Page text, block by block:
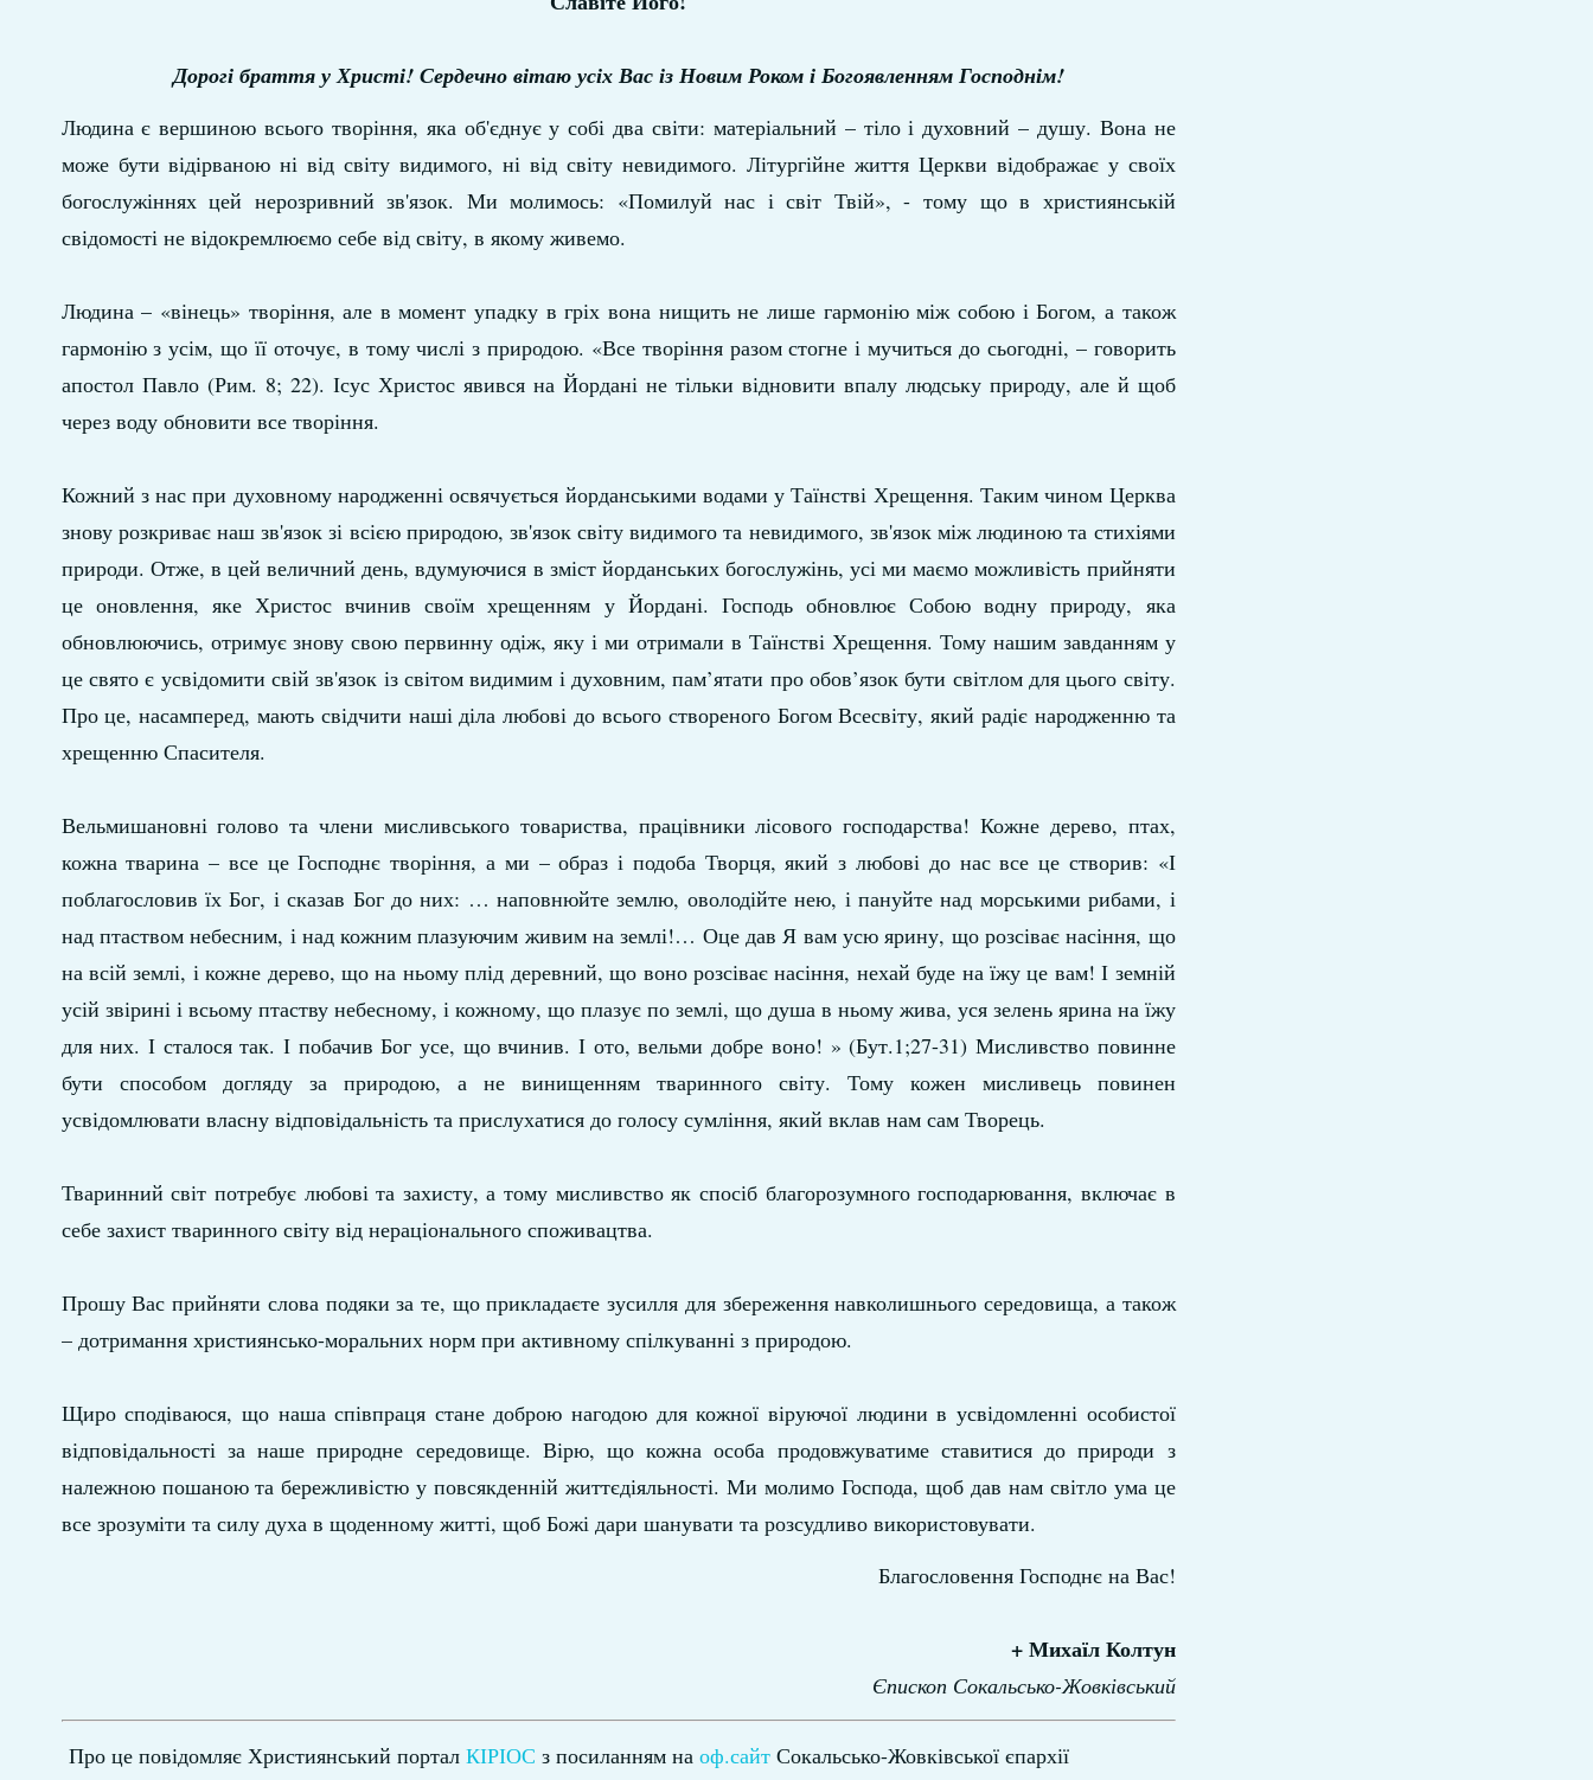
Дорогі браття у Христі! Сердечно вітаю усіх Вас із Новим Роком і Богоявленням Господнім!
Людина є вершиною всього творіння, яка об'єднує у собі два світи: матеріальний – тіло і духовний – душу. Вона не
може бути відірваною ні від світу видимого, ні від світу невидимого. Літургійне життя Церкви відображає у своїх
богослужіннях цей нерозривний зв'язок. Ми молимось: «Помилуй нас і світ Твій», - тому що в християнській
свідомості не відокремлюємо себе від світу, в якому живемо.
Людина – «вінець» творіння, але в момент упадку в гріх вона нищить не лише гармонію між собою і Богом, а також
гармонію з усім, що її оточує, в тому числі з природою. «Все творіння разом стогне і мучиться до сьогодні, – говорить
апостол Павло (Рим. 8; 22). Ісус Христос явився на Йордані не тільки відновити впалу людську природу, але й щоб
через воду обновити все творіння.
Кожний з нас при духовному народженні освячується йорданськими водами у Таїнстві Хрещення. Таким чином Церква
знову розкриває наш зв'язок зі всією природою, зв'язок світу видимого та невидимого, зв'язок між людиною та стихіями
природи. Отже, в цей величний день, вдумуючися в зміст йорданських богослужінь, усі ми маємо можливість прийняти
це оновлення, яке Христос вчинив своїм хрещенням у Йордані. Господь обновлює Собою водну природу, яка
обновлюючись, отримує знову свою первинну одіж, яку і ми отримали в Таїнстві Хрещення. Тому нашим завданням у
це свято є усвідомити свій зв'язок із світом видимим і духовним, пам’ятати про обов’язок бути світлом для цього світу.
Про це, насамперед, мають свідчити наші діла любові до всього створеного Богом Всесвіту, який радіє народженню та
хрещенню Спасителя.
Вельмишановні голово та члени мисливського товариства, працівники лісового господарства! Кожне дерево, птах,
кожна тварина – все це Господнє творіння, а ми – образ і подоба Творця, який з любові до нас все це створив: «І
поблагословив їх Бог, і сказав Бог до них: … наповнюйте землю, оволодійте нею, і пануйте над морськими рибами, і
над птаством небесним, і над кожним плазуючим живим на землі!… Оце дав Я вам усю ярину, що розсіває насіння, що
на всій землі, і кожне дерево, що на ньому плід деревний, що воно розсіває насіння, нехай буде на їжу це вам! І земній
усій звірині і всьому птаству небесному, і кожному, що плазує по землі, що душа в ньому жива, уся зелень ярина на їжу
для них. І сталося так. І побачив Бог усе, що вчинив. І ото, вельми добре воно! » (Бут.1;27-31) Мисливство повинне
бути способом догляду за природою, а не винищенням тваринного світу. Тому кожен мисливець повинен
усвідомлювати власну відповідальність та прислухатися до голосу сумління, який вклав нам сам Творець.
Тваринний світ потребує любові та захисту, а тому мисливство як спосіб благорозумного господарювання, включає в
себе захист тваринного світу від нераціонального споживацтва.
Прошу Вас прийняти слова подяки за те, що прикладаєте зусилля для збереження навколишнього середовища, а також
– дотримання християнсько-моральних норм при активному спілкуванні з природою.
Щиро сподіваюся, що наша співпраця стане доброю нагодою для кожної віруючої людини в усвідомленні особистої
відповідальності за наше природне середовище. Вірю, що кожна особа продовжуватиме ставитися до природи з
належною пошаною та бережливістю у повсякденній життєдіяльності. Ми молимо Господа, щоб дав нам світло ума це
все зрозуміти та силу духа в щоденному житті, щоб Божі дари шанувати та розсудливо використовувати.
Благословення Господнє на Вас!
+ Михаїл Колтун
Єпископ Сокальсько-Жовківський
Про це повідомляє Християнський портал КІРІОС з посиланням на оф.сайтСокальсько-Жовківської єпархії